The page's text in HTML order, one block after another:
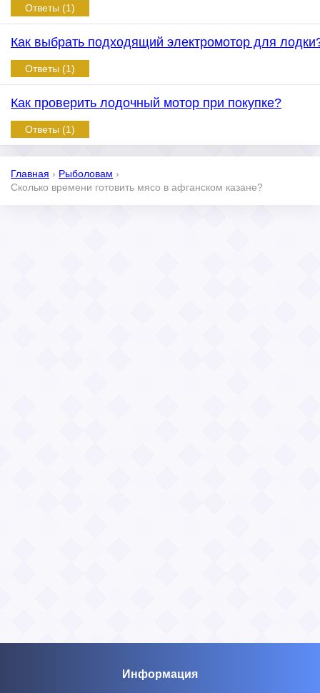
Ответы (1)
Как выбрать подходящий электромотор для
Ответы (1)
Как проверить лодочный мотор при покупке?
Ответы (1)
Главная › Рыболовам ›
Сколько времени готовить мясо в афганском казане?
Информация